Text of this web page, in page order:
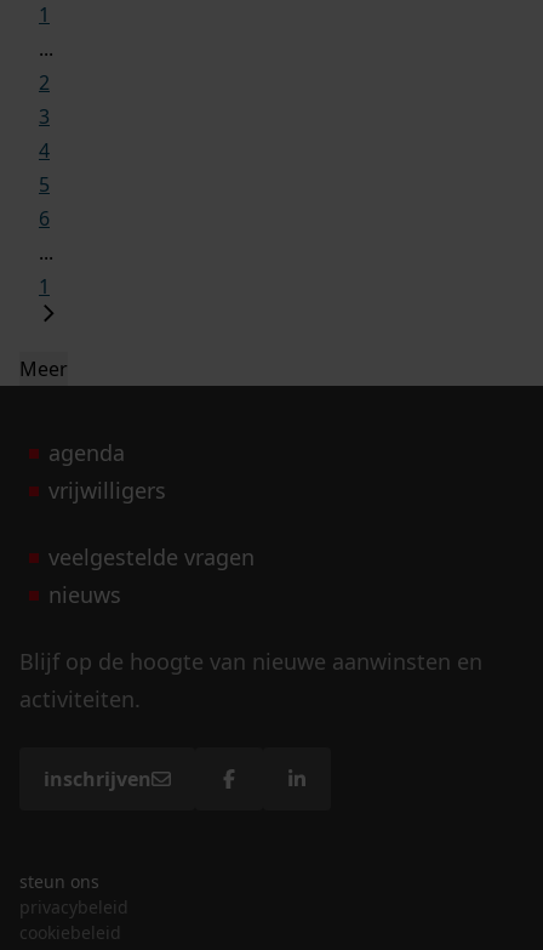
1
...
2
3
4
5
6
...
1
Meer
agenda
vrijwilligers
veelgestelde vragen
nieuws
Blijf op de hoogte van nieuwe aanwinsten en
activiteiten.
inschrijven
steun ons
privacybeleid
cookiebeleid